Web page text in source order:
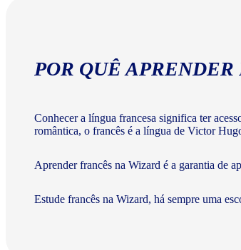
POR QUÊ APRENDER
Conhecer a língua francesa significa ter
romântica, o francês é a língua de Victor
Aprender francês na Wizard é a garantia de
Estude francês na Wizard, há sempre uma